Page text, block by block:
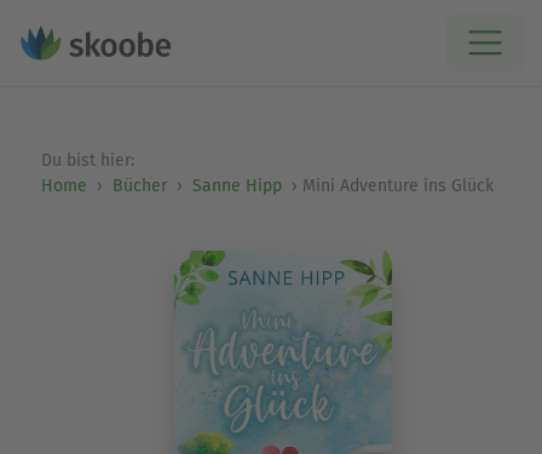
Du bist hier:
Home
Bücher Sanne Hipp Mini Adventure ins Glück